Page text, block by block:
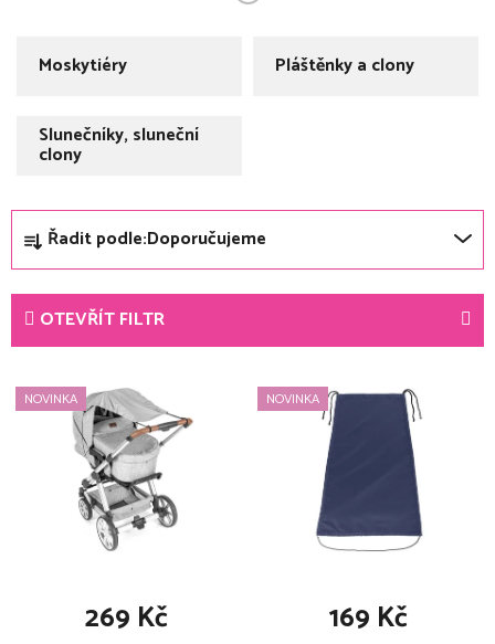
Moskytiéry Pláštěnky a clony
Slunečníky, sluneční
clony
Ř
a
z
e
n
í
p
Řadit podle:Doporučujeme
OTEVŘÍT FILTR
V
ýNOVINKA
269 Kč
NOVINKA
169 Kč